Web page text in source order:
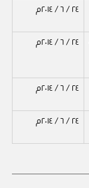
٢٤ /٦ /٢٠١٤م
٢٤ /٦ /٢٠١٤م
٢٤ /٦ /٢٠١٤م
٢٤ /٦ /٢٠١٤م